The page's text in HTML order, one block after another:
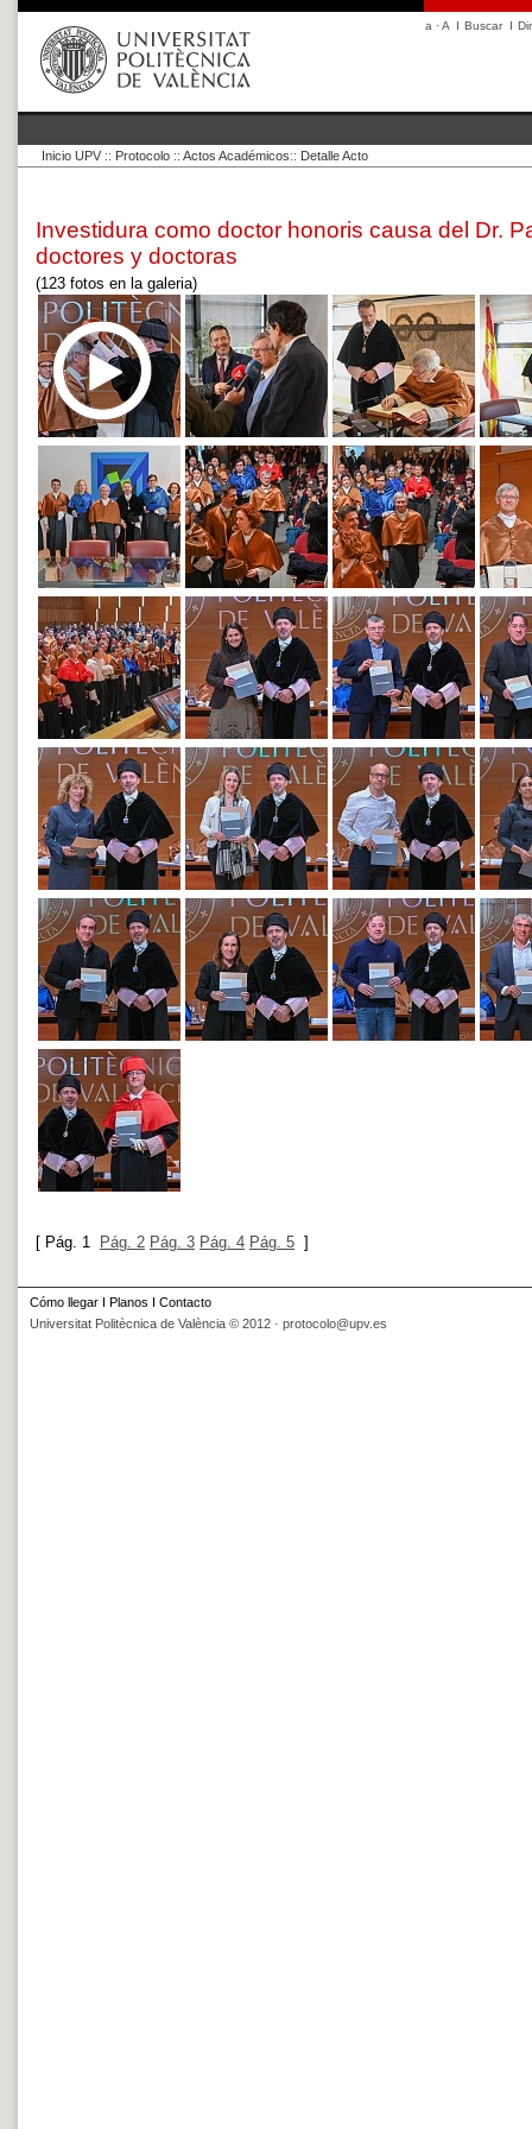
a ·A I BuscarI
Inicio UPV :: Protocolo :: Actos Académicos:: Detalle Acto
Investidura como doctor honoris causa del Dr.
doctores y doctoras
(123 fotos en la galeria)
[ Pág. 1 Pág. 2 Pág. 3 Pág. 4 Pág. 5 ]
Cómo llegar I Planos I Contacto
Universitat Politècnica de València © 2012 · protocolo@upv.es